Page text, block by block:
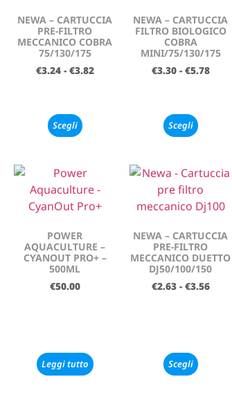
NEWA – CARTUCCIA
PRE-FILTRO
MECCANICO COBRA
75/130/175
€3.24 - €3.82
Scegli
NEWA – CARTUCCIA
FILTRO BIOLOGICO
COBRA
MINI/75/130/175
€3.30 - €5.78
Scegli
POWER
AQUACULTURE –
CYANOUT PRO+ –
500ML
€50.00
Leggi tutto
NEWA – CARTUCCIA
PRE-FILTRO
MECCANICO DUETTO
DJ50/100/150
€2.63 - €3.56
Scegli